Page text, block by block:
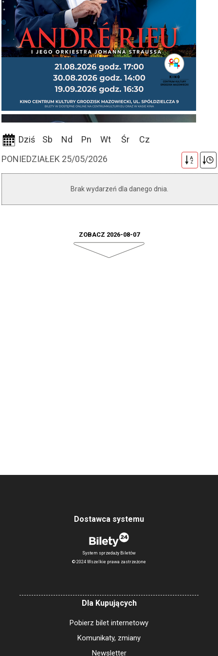
Dziś Sb Nd Pn Wt Śr
Cz
PONIEDZIAŁEK 25/05/2026
A
Z
Brak wydarzeń dla danego dnia.
ZOBACZ 2026-08-07
Dostawca systemu
System sprzedaży Biletów
© 2024 Wszelkie prawa zastrzeżone
Dla Kupujących
Pobierz bilet internetowy
Komunikaty, zmiany
Newsletter